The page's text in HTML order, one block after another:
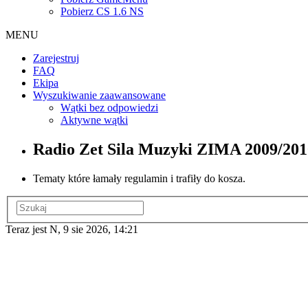
Pobierz CS 1.6 NS
MENU
Zarejestruj
FAQ
Ekipa
Wyszukiwanie zaawansowane
Wątki bez odpowiedzi
Aktywne wątki
Radio Zet Sila Muzyki ZIMA 2009/
Tematy które łamały regulamin i trafiły do kosza.
Teraz jest N, 9 sie 2026, 14:21